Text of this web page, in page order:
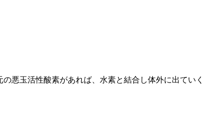
悪玉活性酸素があれば、水素と結合し体外に出ていく